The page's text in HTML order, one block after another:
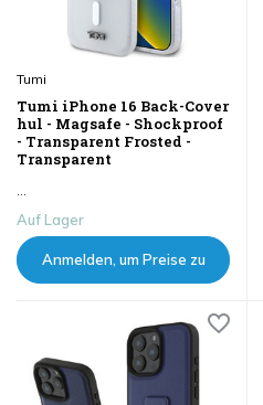
Tumi
Tumi iPhone 16 Back-Cover
hul - Magsafe - Shockproof
- Transparent Frosted -
Transparent
...
Auf Lager
Anmelden, um Preise zu